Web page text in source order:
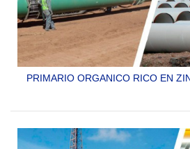
PRIMARIO ORGANICO RICO EN